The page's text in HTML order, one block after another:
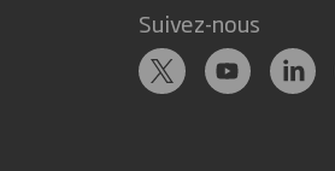
Suivez-nous